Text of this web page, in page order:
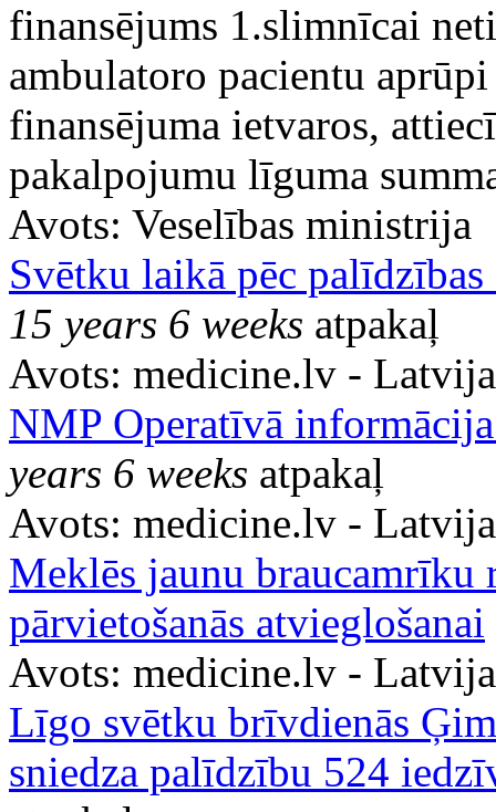
finansējums 1.slimnīcai
ambulatoro pacientu
finansējuma ietvaros,
pakalpojumu līguma
Avots: Veselības ministrija
Svētku laikā pēc
15 years 6 weeks atpakaļ
Avots: medicine.lv -
NMP Operatīvā
years 6 weeks atpakaļ
Avots: medicine.lv -
Meklēs jaunu
pārvietošanās atvieglošanai
Avots: medicine.lv -
Līgo svētku brīvdienās
sniedza palīdzību 524